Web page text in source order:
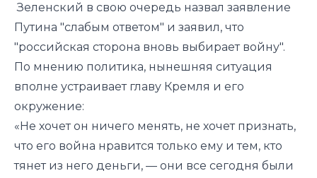
Зеленский в свою очередь назвал заявление
Путина "слабым ответом" и заявил, что
"российская сторона вновь выбирает войну".
По мнению политика, нынешняя ситуация
вполне устраивает главу Кремля и его
окружение:
«Не хочет он ничего менять, не хочет признать,
что его война нравится только ему и тем, кто
тянет из него деньги, — они все сегодня были